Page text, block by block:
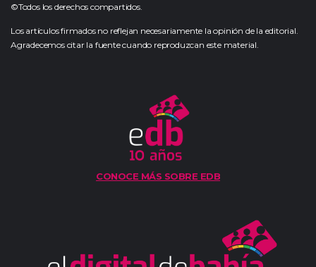
©Todos los derechos compartidos.
Los artículos firmados no reflejan necesariamente la opinión de la editorial.
Agradecemos citar la fuente cuando reproduzcan este material.
CONOCE MÁS SOBRE EDB